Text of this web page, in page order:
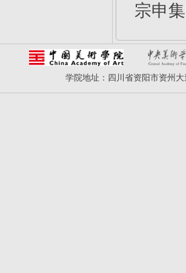
宗申
学院地址：四川省资阳市资